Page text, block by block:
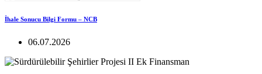
İhale Sonucu Bilgi Formu – NCB
06.07.2026